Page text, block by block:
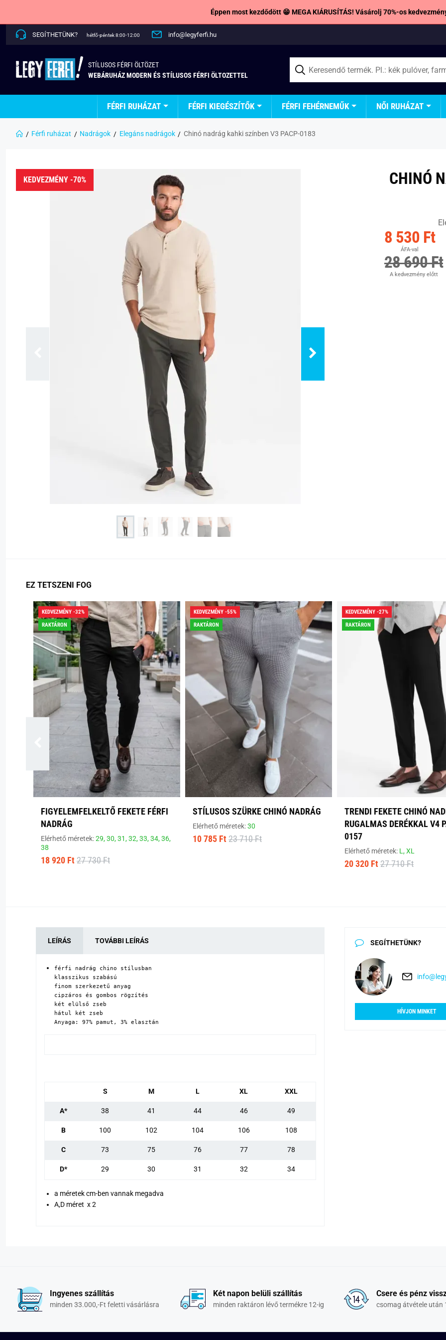
Éppen most kezdődött 😁 MEGA KIÁRUSÍTÁS! Vásárolj 70%-os
SEGÍTHETÜNK? hétfő-péntek 8:00-12:00 info@legyferfi.hu
STÍLUSOS FÉRFI ÖLTÖZET
WEBÁRUHÁZ MODERN ÉS STÍLUSOS FÉRFI ÖLTOZETTEL
FÉRFI RUHÁZAT FÉRFI KIEGÉSZÍTŐK FÉRFI FEHÉRNEMŰK NŐI RUHÁZAT
Férfi ruházat Nadrágok Elegáns nadrágok Chinó nadrág kahki színben V3 PACP-0183
KEDVEZMÉNY -70%
CHINÓ
8 530 Ft
ÁFA-val
28 690 Ft
A kedvezmény előtt
EZ TETSZENI FOG
KEDVEZMÉNY -32%
RAKTÁRON
FIGYELEMFELKELTŐ FEKETE FÉRFI
NADRÁG
Elérhető méretek:29,30,31,32,33,34,36,
38
18 920 Ft 27 730 Ft
KEDVEZMÉNY -55%
RAKTÁRON
STÍLUSOS SZÜRKE CHINÓ NADRÁG
Elérhető méretek:30
10 785 Ft 23 710 Ft
KEDVEZMÉNY -27%
RAKTÁRON
TRENDI FEKETE CHINÓ
RUGALMAS DERÉKKAL V4
0157
Elérhető méretek: L,XL
20 320 Ft 27 710 Ft
LEÍRÁS TOVÁBBI LEÍRÁS
férfi nadrág chino stílusban
klasszikus szabású
finom szerkezetű anyag
cipzáros és gombos rögzítés
két elülső zseb
hátul két zseb
Anyaga: 97% pamut, 3% elasztán
S M L XL XXL
A* 38 41 44 46 49
B 100 102 104 106 108
C 73 75 76 77 78
D* 29 30 31 32 34
a méretek cm-ben vannak megadva
A,D méret x 2
SEGÍTHETÜNK?
HÍVJON MINKET
Ingyenes szállítás
minden 33.000,-Ft feletti vásárlásra
Két napon belüli szállítás
minden raktáron lévő termékre 12-ig
Csere és pénz
csomag átvétele után